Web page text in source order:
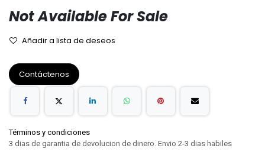
Not Available For Sale
Añadir a lista de deseos
Contáctenos
Términos y condiciones
3 dias de garantia de devolucion de dinero. Envio 2-3 dias habiles